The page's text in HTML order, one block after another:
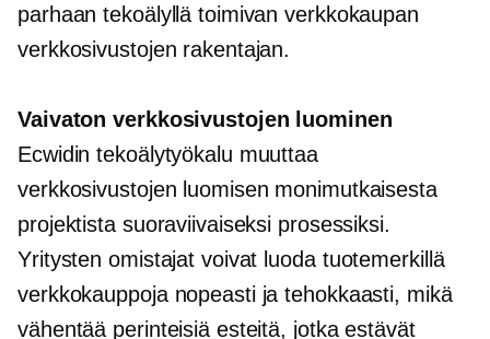
parhaan tekoälyllä toimivan verkkokaupan
verkkosivustojen rakentajan.
Vaivaton verkkosivustojen luominen
Ecwidin tekoälytyökalu muuttaa
verkkosivustojen luomisen monimutkaisesta
projektista suoraviivaiseksi prosessiksi.
Yritysten omistajat voivat luoda tuotemerkillä
verkkokauppoja nopeasti ja tehokkaasti, mikä
vähentää perinteisiä esteitä, jotka estävät